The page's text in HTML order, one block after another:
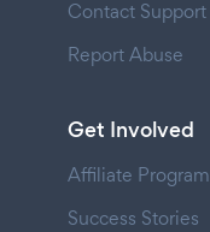
Contact Support
Report Abuse
Get Involved
Affiliate Program
Success Stories